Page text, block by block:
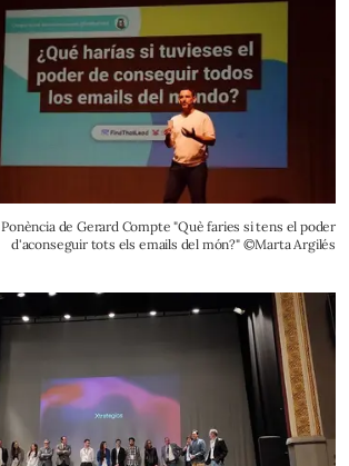
Ponència de Gerard Compte "Què faries si tens el poder
d'aconseguir tots els emails del món?" ©Marta Argilés